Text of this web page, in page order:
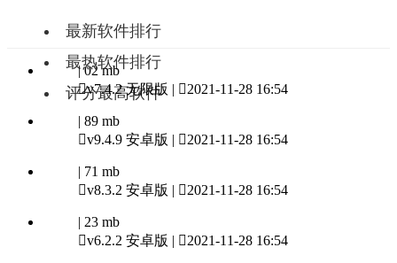
最新软件排行
最热软件排行
评分最高软件
| 02 mb
v7.4.2 无限版 | 2021-11-28 16:54
| 89 mb
v9.4.9 安卓版 | 2021-11-28 16:54
| 71 mb
v8.3.2 安卓版 | 2021-11-28 16:54
| 23 mb
v6.2.2 安卓版 | 2021-11-28 16:54